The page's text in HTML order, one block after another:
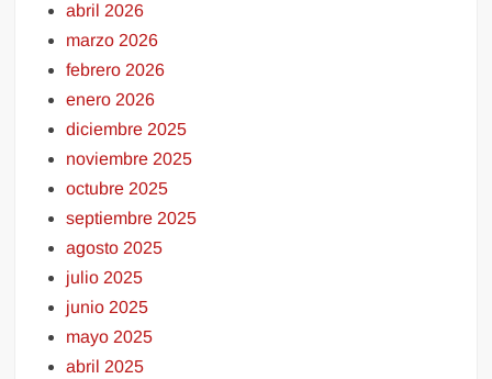
abril 2026
marzo 2026
febrero 2026
enero 2026
diciembre 2025
noviembre 2025
octubre 2025
septiembre 2025
agosto 2025
julio 2025
junio 2025
mayo 2025
abril 2025